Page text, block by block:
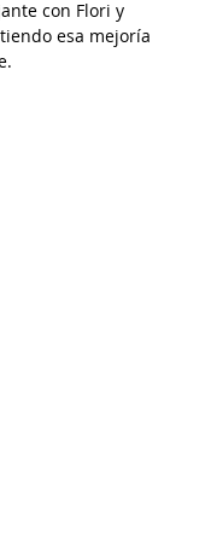
con Flori y
esa mejoría